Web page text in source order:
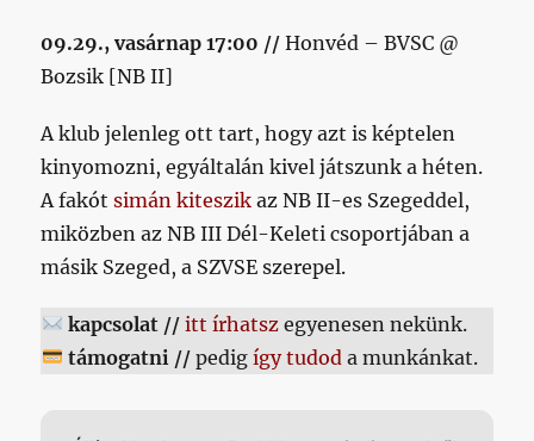
09.29., vasárnap 17:00 // Honvéd – BVSC @
Bozsik [NB II]
A klub jelenleg ott tart, hogy azt is képtelen
kinyomozni, egyáltalán kivel játszunk a héten.
A fakótsimán kiteszik az NB II-es Szegeddel,
miközben az NB III Dél-Keleti csoportjában a
másik Szeged, a SZVSE szerepel.
kapcsolat // itt írhatszegyenesen nekünk.
támogatni //pedig így tudod a munkánkat.